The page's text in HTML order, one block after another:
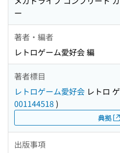
ー
著者・編者
レトロゲーム愛好会 編
著者標目
レトロゲーム愛好会 レトロ
001144518 )
典拠
出版事項